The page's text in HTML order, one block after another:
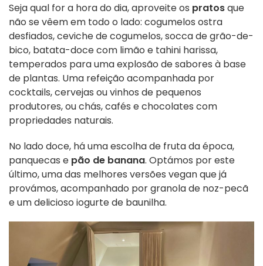
Seja qual for a hora do dia, aproveite os pratosque
não se vêem em todo o lado: cogumelos ostra
desfiados, ceviche de cogumelos, socca de grão-de-
bico, batata-doce com limão e tahini harissa,
temperados para uma explosão de sabores à base
de plantas. Uma refeição acompanhada por
cocktails, cervejas ou vinhos de pequenos
produtores, ou chás, cafés e chocolates com
propriedades naturais.
No lado doce, há uma escolha de fruta da época,
panquecas e pão de banana. Optámos por este
último, uma das melhores versões vegan que já
provámos, acompanhado por granola de noz-pecã
e um delicioso iogurte de baunilha.